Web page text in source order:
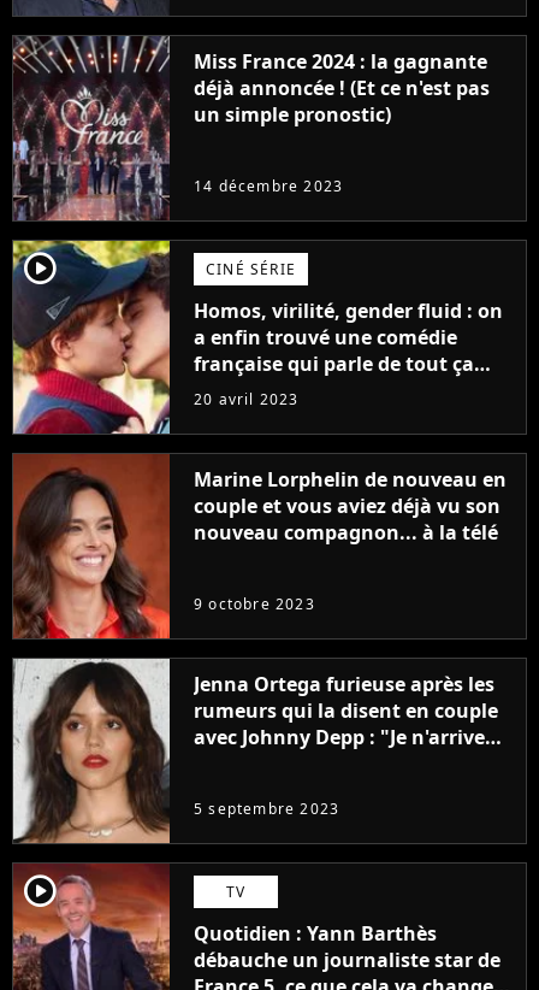
Miss France 2024 : la gagnante
déjà annoncée ! (Et ce n'est pas
un simple pronostic)
14 décembre 2023
player2 CINÉ SÉRIE
Homos, virilité, gender fluid : on
a enfin trouvé une comédie
française qui parle de tout ça
sans être super ringarde
20 avril 2023
Marine Lorphelin de nouveau en
couple et vous aviez déjà vu son
nouveau compagnon... à la télé
9 octobre 2023
Jenna Ortega furieuse après les
rumeurs qui la disent en couple
avec Johnny Depp : "Je n'arrive
5 septembre 2023
player2 TV
Quotidien : Yann Barthès
débauche un journaliste star de